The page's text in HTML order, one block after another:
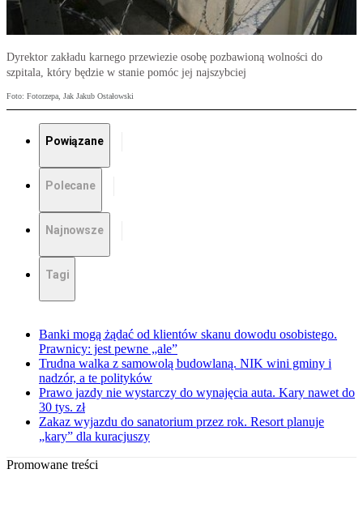
Dyrektor zakładu karnego przewiezie osobę pozbawioną wolności do
szpitala, który będzie w stanie pomóc jej najszybciej
Foto: Fotorzepa, Jak Jakub Ostałowski
Powiązane
Polecane
Najnowsze
Tagi
Banki mogą żądać od klientów skanu dowodu osobistego.
Prawnicy: jest pewne „ale”
Trudna walka z samowolą budowlaną. NIK wini gminy i
nadzór, a te polityków
Prawo jazdy nie wystarczy do wynajęcia auta. Kary nawet do
30 tys. zł
Zakaz wyjazdu do sanatorium przez rok. Resort planuje
„kary” dla kuracjuszy
Promowane treści